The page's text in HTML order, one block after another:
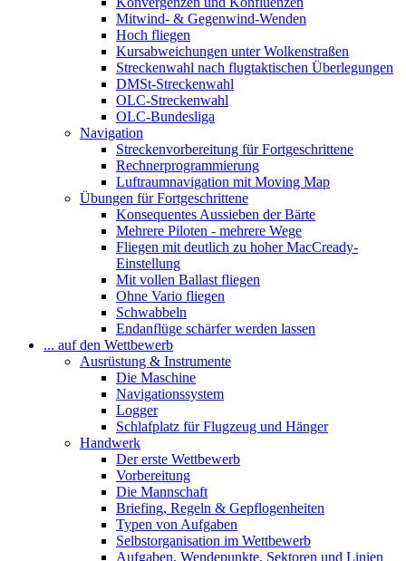
Mitwind- & Gegenwind-Wenden
Hoch fliegen
Kursabweichungen unter Wolkenstraßen
Streckenwahl nach flugtaktischen Überlegungen
DMSt-Streckenwahl
OLC-Streckenwahl
OLC-Bundesliga
Navigation
Streckenvorbereitung für Fortgeschrittene
Rechnerprogrammierung
Luftraumnavigation mit Moving Map
Übungen für Fortgeschrittene
Konsequentes Aussieben der Bärte
Mehrere Piloten - mehrere Wege
Fliegen mit deutlich zu hoher MacCready-
Einstellung
Mit vollen Ballast fliegen
Ohne Vario fliegen
Schwabbeln
Endanflüge schärfer werden lassen
... auf den Wettbewerb
Ausrüstung & Instrumente
Die Maschine
Navigationssystem
Logger
Schlafplatz für Flugzeug und Hänger
Handwerk
Der erste Wettbewerb
Vorbereitung
Die Mannschaft
Briefing, Regeln & Gepflogenheiten
Typen von Aufgaben
Selbstorganisation im Wettbewerb
Aufgaben, Wendepunkte, Sektoren und Linien